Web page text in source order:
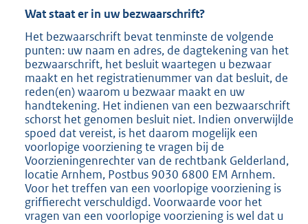
Wat staat er in uw bezwaarschrift?
Het bezwaarschrift bevat tenminste de volgende
punten: uw naam en adres, de dagtekening van het
bezwaarschrift, het besluit waartegen u bezwaar
maakt en het registratienummer van dat besluit, de
reden(en) waarom u bezwaar maakt en uw
handtekening. Het indienen van een bezwaarschrift
schorst het genomen besluit niet. Indien onverwijlde
spoed dat vereist, is het daarom mogelijk een
voorlopige voorziening te vragen bij de
Voorzieningenrechter van de rechtbank Gelderland,
locatie Arnhem, Postbus 9030 6800 EM Arnhem.
Voor het treffen van een voorlopige voorziening is
griffierecht verschuldigd. Voorwaarde voor het
vragen van een voorlopige voorziening is wel dat u